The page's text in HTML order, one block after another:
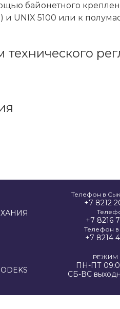
байонетного
UNIX 5100 или к
Телефон в
+7 8212
+7 8216
Телефон в
+7 8214
РЕЖИМ
ПН-ПТ
СБ-ВС